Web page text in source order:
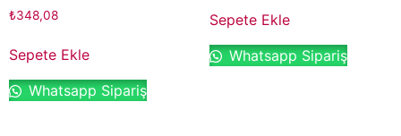
₺348,08
Sepete Ekle
Whatsapp Sipariş
Sepete Ekle
Whatsapp Sipariş